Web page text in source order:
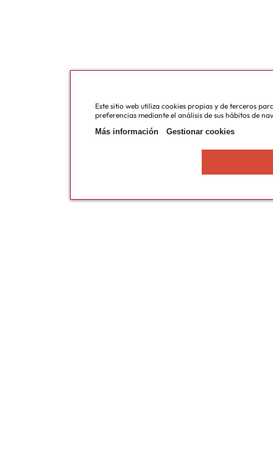
Este sitio web utiliza cookies propias y de terceros
preferencias mediante el análisis de sus hábitos de
Más información
Gestionar cookies